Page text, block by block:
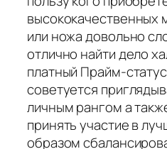
высококачественных
или ножа довольно
отлично найти дело
платный Прайм-
советуется
личным рангом а
принять участие в
образом